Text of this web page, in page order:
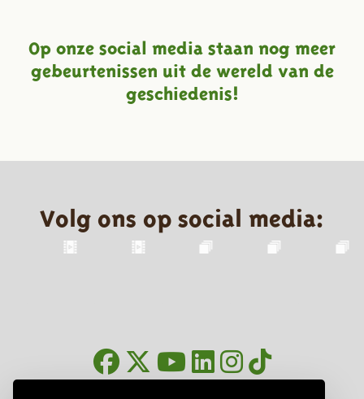
Op onze social media staan nog meer
gebeurtenissen uit de wereld van de
geschiedenis!
Volg ons op social media: